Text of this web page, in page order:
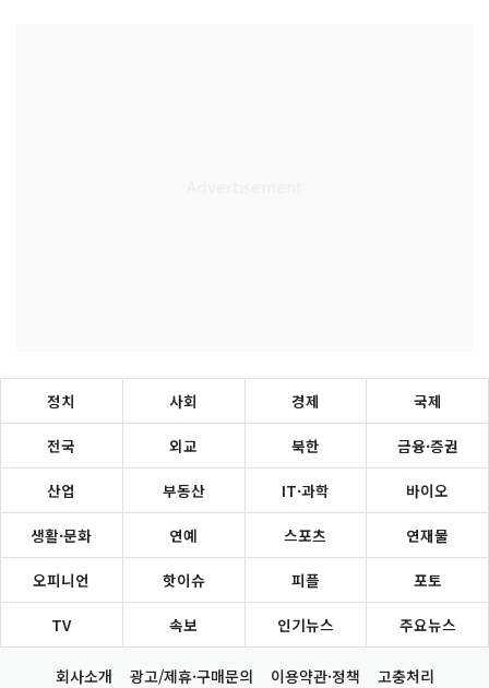
정치 사회 경제 국제
전국 외교 북한 금융·증권
산업 부동산 IT·과학 바이오
생활·문화 연예 스포츠 연재물
오피니언 핫이슈 피플 포토
TV 속보 인기뉴스 주요뉴스
회사소개 광고/제휴·구매문의 이용약관·정책 고충처리